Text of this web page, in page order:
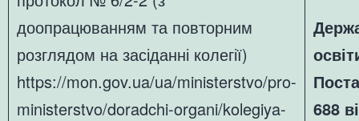
доопрацюванням та повторним
розглядом на засіданні колегії)
https://mon.gov.ua/ua/ministerstvo/pro-
ministerstvo/doradchi-organi/kolegiya-
688